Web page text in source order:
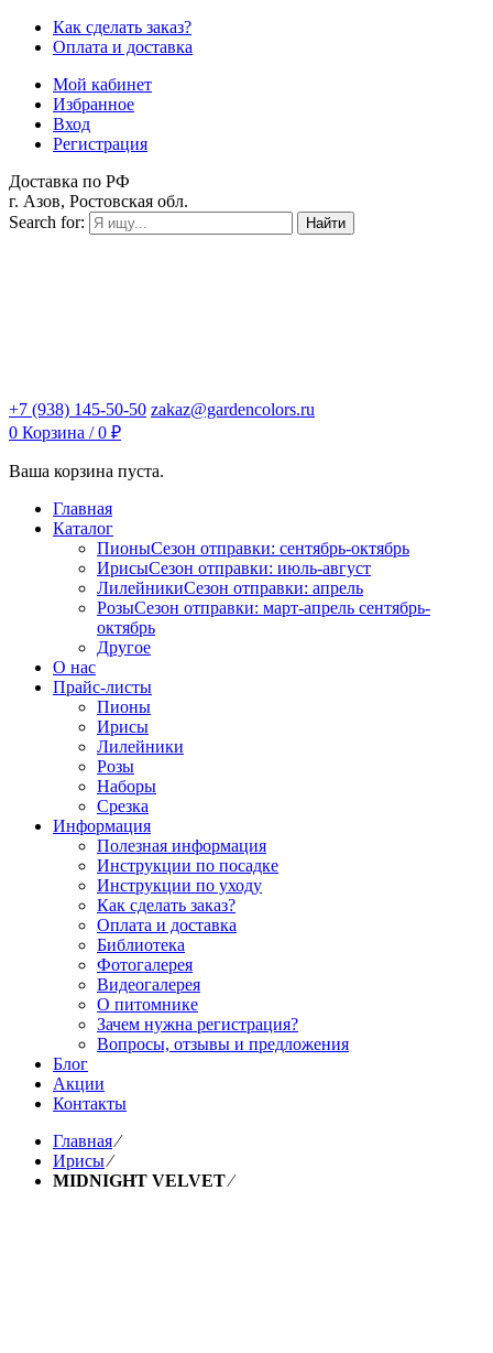
Как сделать заказ?
Оплата и доставка
Мой кабинет
Избранное
Вход
Регистрация
Доставка по РФ
г. Азов, Ростовская обл.
Search for:
Найти
+7 (938) 145-50-50 zakaz@gardencolors.ru
0 Корзина /0 ₽
Ваша корзина пуста.
Главная
Каталог
ПионыСезон отправки: сентябрь-октябрь
ИрисыСезон отправки: июль-август
ЛилейникиСезон отправки: апрель
РозыСезон отправки: март-апрель сентябрь-
октябрь
Другое
О нас
Прайс-листы
Пионы
Ирисы
Лилейники
Розы
Наборы
Срезка
Информация
Полезная информация
Инструкции по посадке
Инструкции по уходу
Как сделать заказ?
Оплата и доставка
Библиотека
Фотогалерея
Видеогалерея
О питомнике
Зачем нужна регистрация?
Вопросы, отзывы и предложения
Блог
Акции
Контакты
Главная⁄
Ирисы⁄
MIDNIGHT VELVET⁄